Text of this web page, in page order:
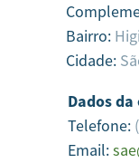
Bairro:
Cidade:
Dados da
Telefone:
Email: